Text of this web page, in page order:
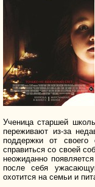
Ученица старшей
переживают из-за
поддержки от своего
справиться со своей
неожиданно
после себя
охотится на семьи и